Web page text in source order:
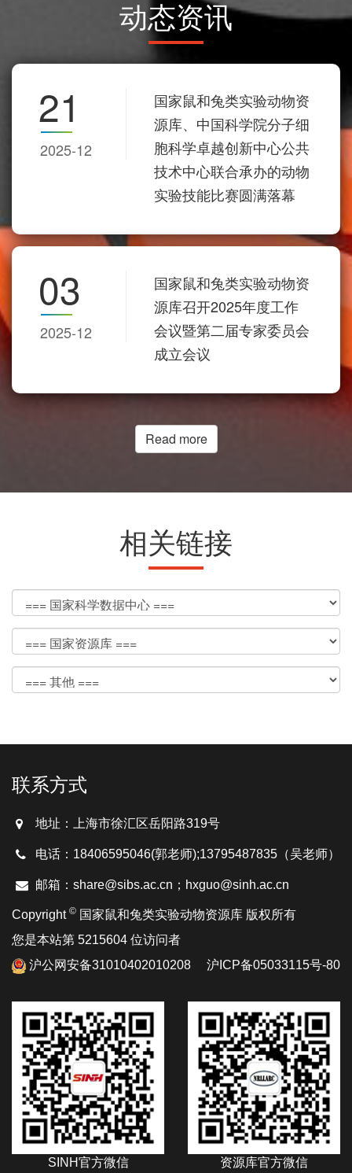
动态资讯
21
2025-12
国家鼠和兔类实验动物资
源库、中国科学院分子细
胞科学卓越创新中心公共
技术中心联合承办的动物
实验技能比赛圆满落幕
03
2025-12
国家鼠和兔类实验动物资
源库召开2025年度工作
会议暨第二届专家委员会
成立会议
Read more
相关链接
联系方式
地址：上海市徐汇区岳阳路319号
电话：18406595046(郭老师);13795487835（吴老师）
邮箱：share@sibs.ac.cn；hxguo@sinh.ac.cn
Copyright © 国家鼠和兔类实验动物资源库 版权所有
您是本站第 5215604 位访问者
沪公网安备31010402010208
沪ICP备05033115号-80
SINH官方微信 资源库官方微信